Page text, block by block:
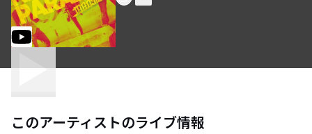
このアーティストのライブ情報